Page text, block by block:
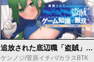
追放された底辺職「盗賊」はゲーム知識で無双する。一緒に召喚された先生も外れジョブだったけど効率的に成り上がります
ケンノジ/菅原イチバ/カラスBTK